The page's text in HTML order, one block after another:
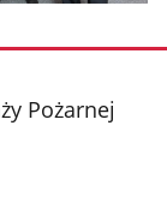
Pożarnej